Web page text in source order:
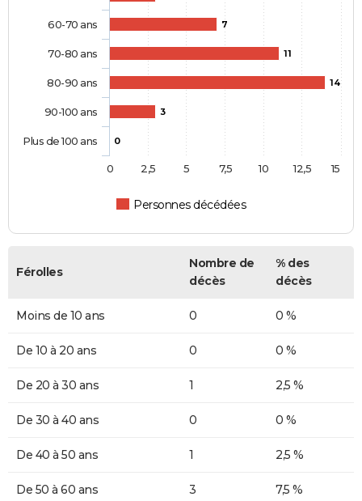
7
11
14
3
0
Personnes décédées
60-70 ans
70-80 ans
80-90 ans
90-100 ans
Plus de 100 ans
0 2,5 5 7,5 10 12,5 15
Férolles
Nombre de
décès
% des
décès
Moins de 10 ans 0 0 %
De 10 à 20 ans 0 0 %
De 20 à 30 ans 1 2,5 %
De 30 à 40 ans 0 0 %
De 40 à 50 ans 1 2,5 %
De 50 à 60 ans 3 7,5 %